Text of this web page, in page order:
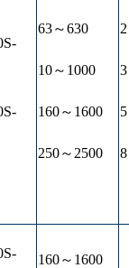
63～630
10～1000
160～1600
250～2500
160～1600